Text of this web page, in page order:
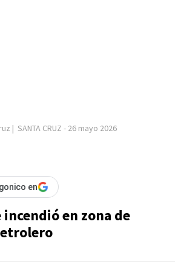
| SANTA CRUZ - 26 mayo 2026
en
incendió en zona de